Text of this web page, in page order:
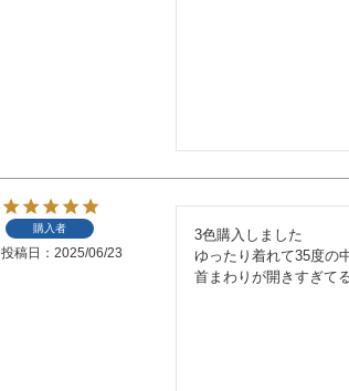
購入者
投稿日 2025/06/23
3色購入しました
ゆったり着れて35度の
首まわりが開きすぎて